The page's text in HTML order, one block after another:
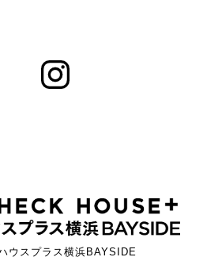
ウスプラス横浜BAYSIDE